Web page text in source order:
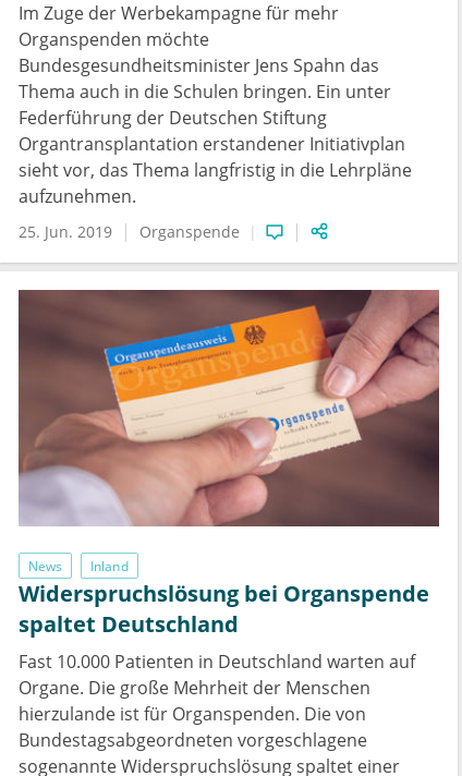
Im Zuge der Werbekampagne für mehr
Organspenden möchte
Bundesgesundheitsminister Jens Spahn das
Thema auch in die Schulen bringen. Ein unter
Federführung der Deutschen Stiftung
Organtransplantation erstandener Initiativplan
sieht vor, das Thema langfristig in die Lehrpläne
aufzunehmen.
25. Jun. 2019 Organspende
News Inland
Widerspruchslösung bei Organspende
spaltet Deutschland
Fast 10.000 Patienten in Deutschland warten auf
Organe. Die große Mehrheit der Menschen
hierzulande ist für Organspenden. Die von
Bundestagsabgeordneten vorgeschlagene
sogenannte Widerspruchslösung spaltet einer